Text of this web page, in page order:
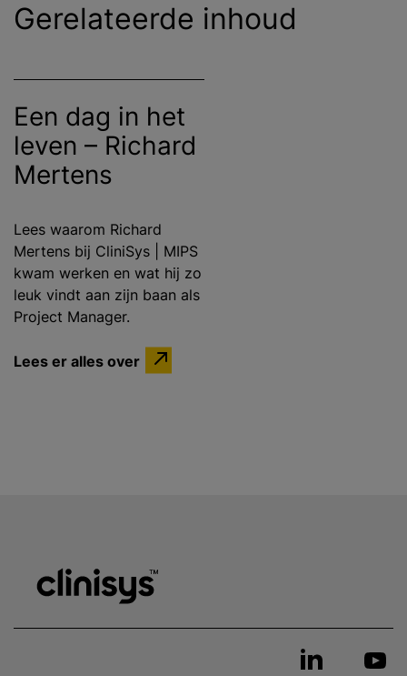
Gerelateerde inhoud
Een dag in het
leven – Richard
Mertens
Lees waarom Richard
Mertens bij CliniSys | MIPS
kwam werken en wat hij zo
leuk vindt aan zijn baan als
Project Manager.
Lees er alles over